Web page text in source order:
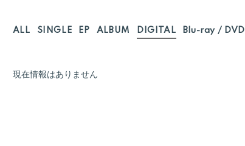
ALL SINGLE EP ALBUM DIGITAL Blu-ray / DVD
現在情報はありません